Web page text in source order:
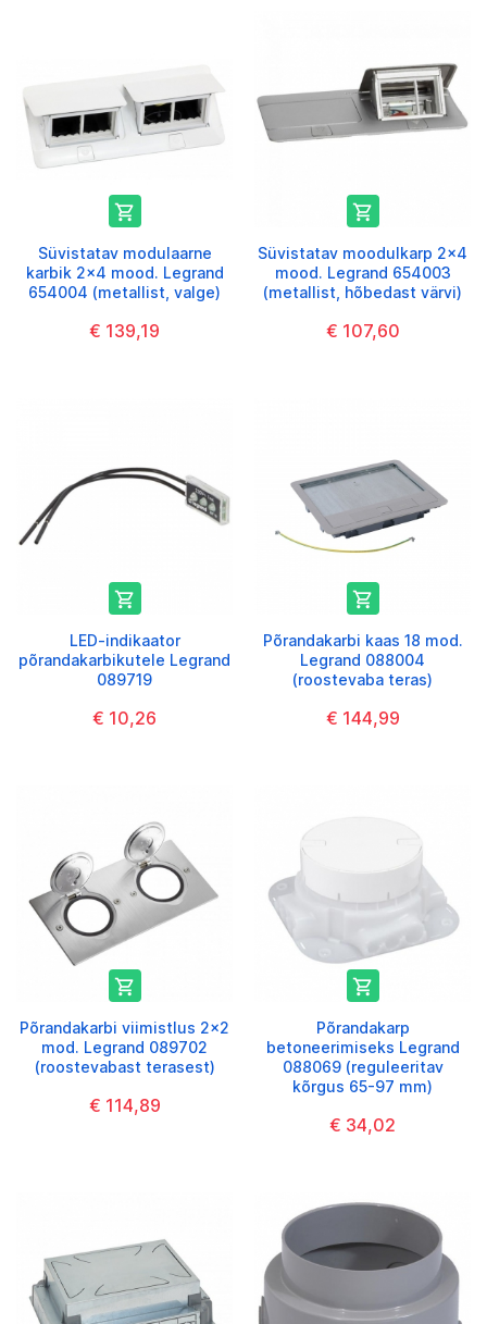

Süvistatav modulaarne
karbik 2x4 mood. Legrand
654004 (metallist, valge)
€ 139,19

Süvistatav moodulkarp 2x4
mood. Legrand 654003
(metallist, hõbedast värvi)
€ 107,60

LED-indikaator
põrandakarbikutele Legrand
089719
€ 10,26

Põrandakarbi kaas 18 mod.
Legrand 088004
(roostevaba teras)
€ 144,99

Põrandakarbi viimistlus 2x2
mod. Legrand 089702
(roostevabast terasest)
€ 114,89

Põrandakarp
betoneerimiseks Legrand
088069 (reguleeritav
kõrgus 65-97 mm)
€ 34,02